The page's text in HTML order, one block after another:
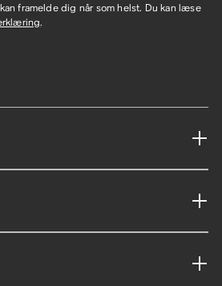
framelde dig når som helst. Du kan læse
.